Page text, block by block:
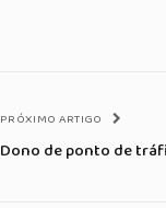
PRÓXIMO ARTIGO
Dono de ponto de